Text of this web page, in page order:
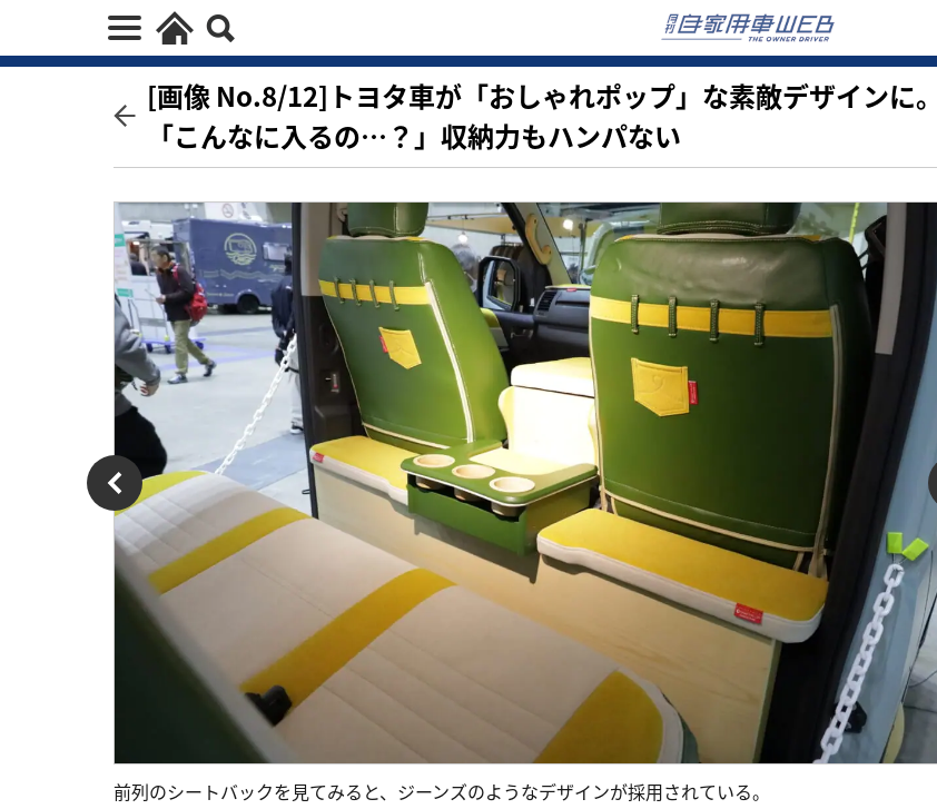
[画像 No.8/12]トヨタ車が「おしゃれポップ」な素敵デザインに。
「こんなに入るの…？」収納力もハンパない
前列のシートバックを見てみると、ジーンズのようなデザインが採用されている。